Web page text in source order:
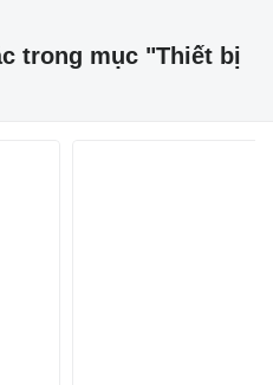
trong mục "Thiết bị